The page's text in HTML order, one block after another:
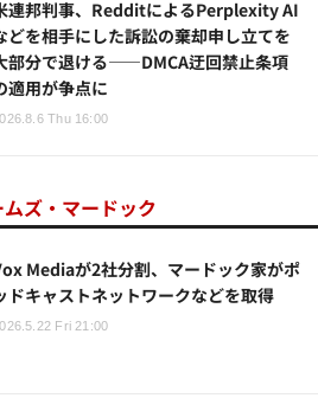
連邦判事、RedditによるPerplexity AI
どを相手にした訴訟の棄却申し立てを
部分で退ける——DMCA迂回禁止条項
適用が争点に
Thu 16:00
ズ・マードック
Mediaが2社分割、マードック家がポ
ドキャストネットワークなどを取得
Fri 21:00